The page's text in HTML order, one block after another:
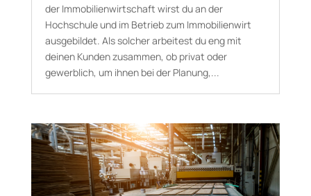
der Immobilienwirtschaft wirst du an der
Hochschule und im Betrieb zum Immobilienwirt
ausgebildet. Als solcher arbeitest du eng mit
deinen Kunden zusammen, ob privat oder
gewerblich, um ihnen bei der Planung,...